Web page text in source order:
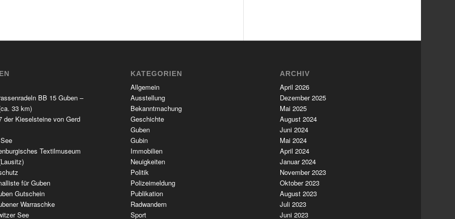
BB 15 Guben –
33 km)
der Kieselsteine von Gerd
Textilmuseum
für Guben
Gutschein
Warraschke
See
KATEGORIEN
Allgemein
Ausstellung
Bekanntmachung
Geschichte
Guben
Gubin
Immobilien
Neuigkeiten
Politik
Polizeimeldung
Publikation
Radwandern
Sport
ARCHIV
April 2026
Dezember 2025
Mai 2025
August 2024
Juni 2024
Mai 2024
April 2024
Januar 2024
November 2023
Oktober 2023
August 2023
Juli 2023
Juni 2023